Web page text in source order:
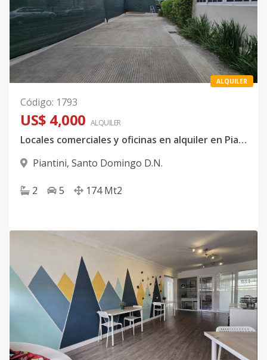
ALQUILER
Código: 1793
US$ 4,000 ALQUILER
Locales comerciales y oficinas en alquiler en Piantini, Santo Domingo – US$4,000
Piantini, Santo Domingo D.N.
2 5 174 Mt2